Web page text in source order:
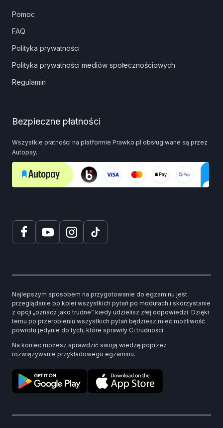
Pomoc
FAQ
Polityka prywatności
Polityka prywatności mediów społecznościowych
Regulamin
Bezpieczne płatności
Wszystkie płatności na platformie Prawko.pl obsługiwane są przez
Autopay.
Najlepszym sposobem na przygotowanie do egzaminu jest
przeglądanie po kolei wszystkich pytań po modułach i skorzystanie
z opcji „oznacz jako trudne” kiedy udzielisz złej odpowiedzi. Dzięki
temu po przerobieniu wszystkich pytań będziesz mieć możliwość
powrotu jedynie do tych, które sprawiły Ci trudności.
Na koniec możesz sprawdzić swoją wiedzę poprzez
rozwiązywanie przykładowego egzaminu.